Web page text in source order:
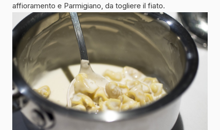
affioramento e Parmigiano, da togliere il fiato.